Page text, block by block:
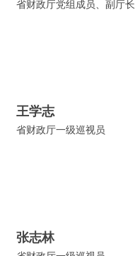
省财政厅党组成员、副厅长
王学志
省财政厅一级巡视员
张志林